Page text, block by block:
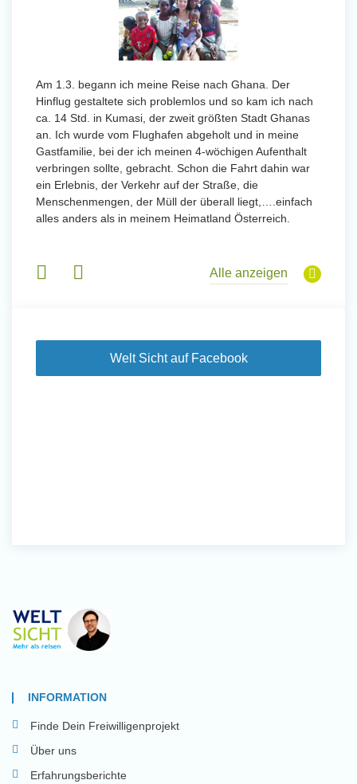
Am 1.3. begann ich meine Reise nach Ghana. Der
Hinflug gestaltete sich problemlos und so kam ich nach
ca. 14 Std. in Kumasi, der zweit größten Stadt Ghanas
an. Ich wurde vom Flughafen abgeholt und in meine
Gastfamilie, bei der ich meinen 4-wöchigen Aufenthalt
verbringen sollte, gebracht. Schon die Fahrt dahin war
ein Erlebnis, der Verkehr auf der Straße, die
Menschenmengen, der Müll der überall liegt,….einfach
alles anders als in meinem Heimatland Österreich.
Alle anzeigen
Welt Sicht auf Facebook
INFORMATION
Finde Dein Freiwilligenprojekt
Über uns
Erfahrungsberichte